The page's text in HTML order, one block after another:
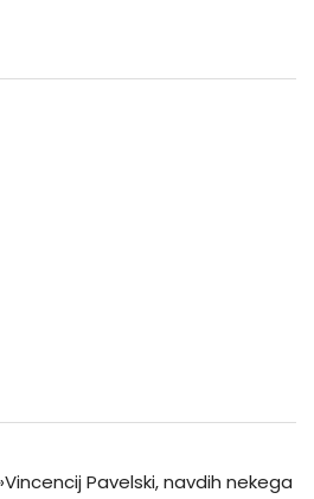
Pavelski, navdih nekega